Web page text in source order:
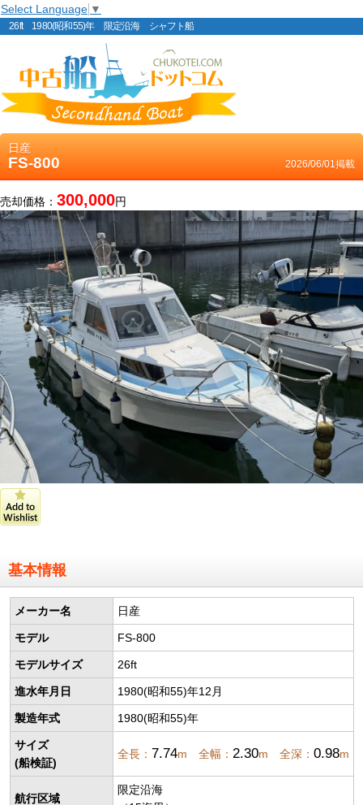
Select Language ▼
26ft 1980(昭和55)年 限定沿海 シャフト船
日産
FS-800 2026/06/01掲載
売却価格： 300,000円
基本情報
メーカー名 日産
モデル FS-800
モデルサイズ 26ft
進水年月日 1980(昭和55)年12月
製造年式 1980(昭和55)年
サイズ
(船検証)
全長： 7.74m 全幅： 2.30m 全深： 0.98m
航行区域
限定沿海